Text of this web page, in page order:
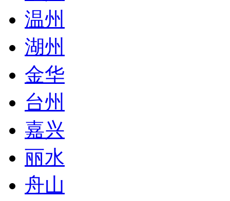
温州
湖州
金华
台州
嘉兴
丽水
舟山